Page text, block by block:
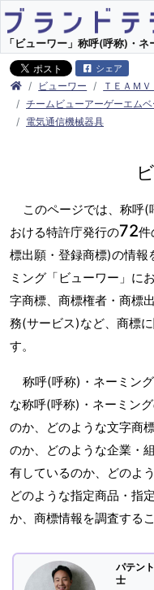
「ビューワー」称呼(呼称)・
シェア
ビューワー
ＴＥＡＭ
チームビューアーゲーエム
電気通信機械器具
このページでは、称呼
おける特許庁発行の72件
標出願・登録商標)の情報
ミング「ビューワー」に
字商標、商標権者・商標
務(サービス)など、商標
す。
称呼(呼称)・ネーミン
な称呼(呼称)・ネーミン
のか、どのような文字商
のか、どのような企業・
有しているのか、どのよ
どのような指定商品・指
か、商標情報を調査する
パテン
士